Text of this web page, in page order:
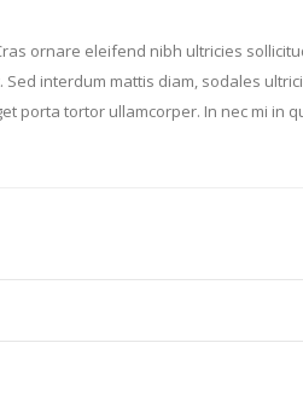
ornare eleifend nibh ultricies
interdum mattis diam, sodales
porta tortor ullamcorper. In nec mi in